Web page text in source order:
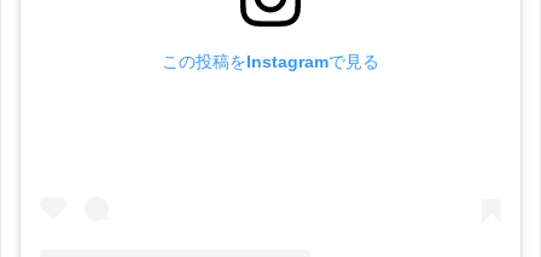
この投稿をInstagramで見る